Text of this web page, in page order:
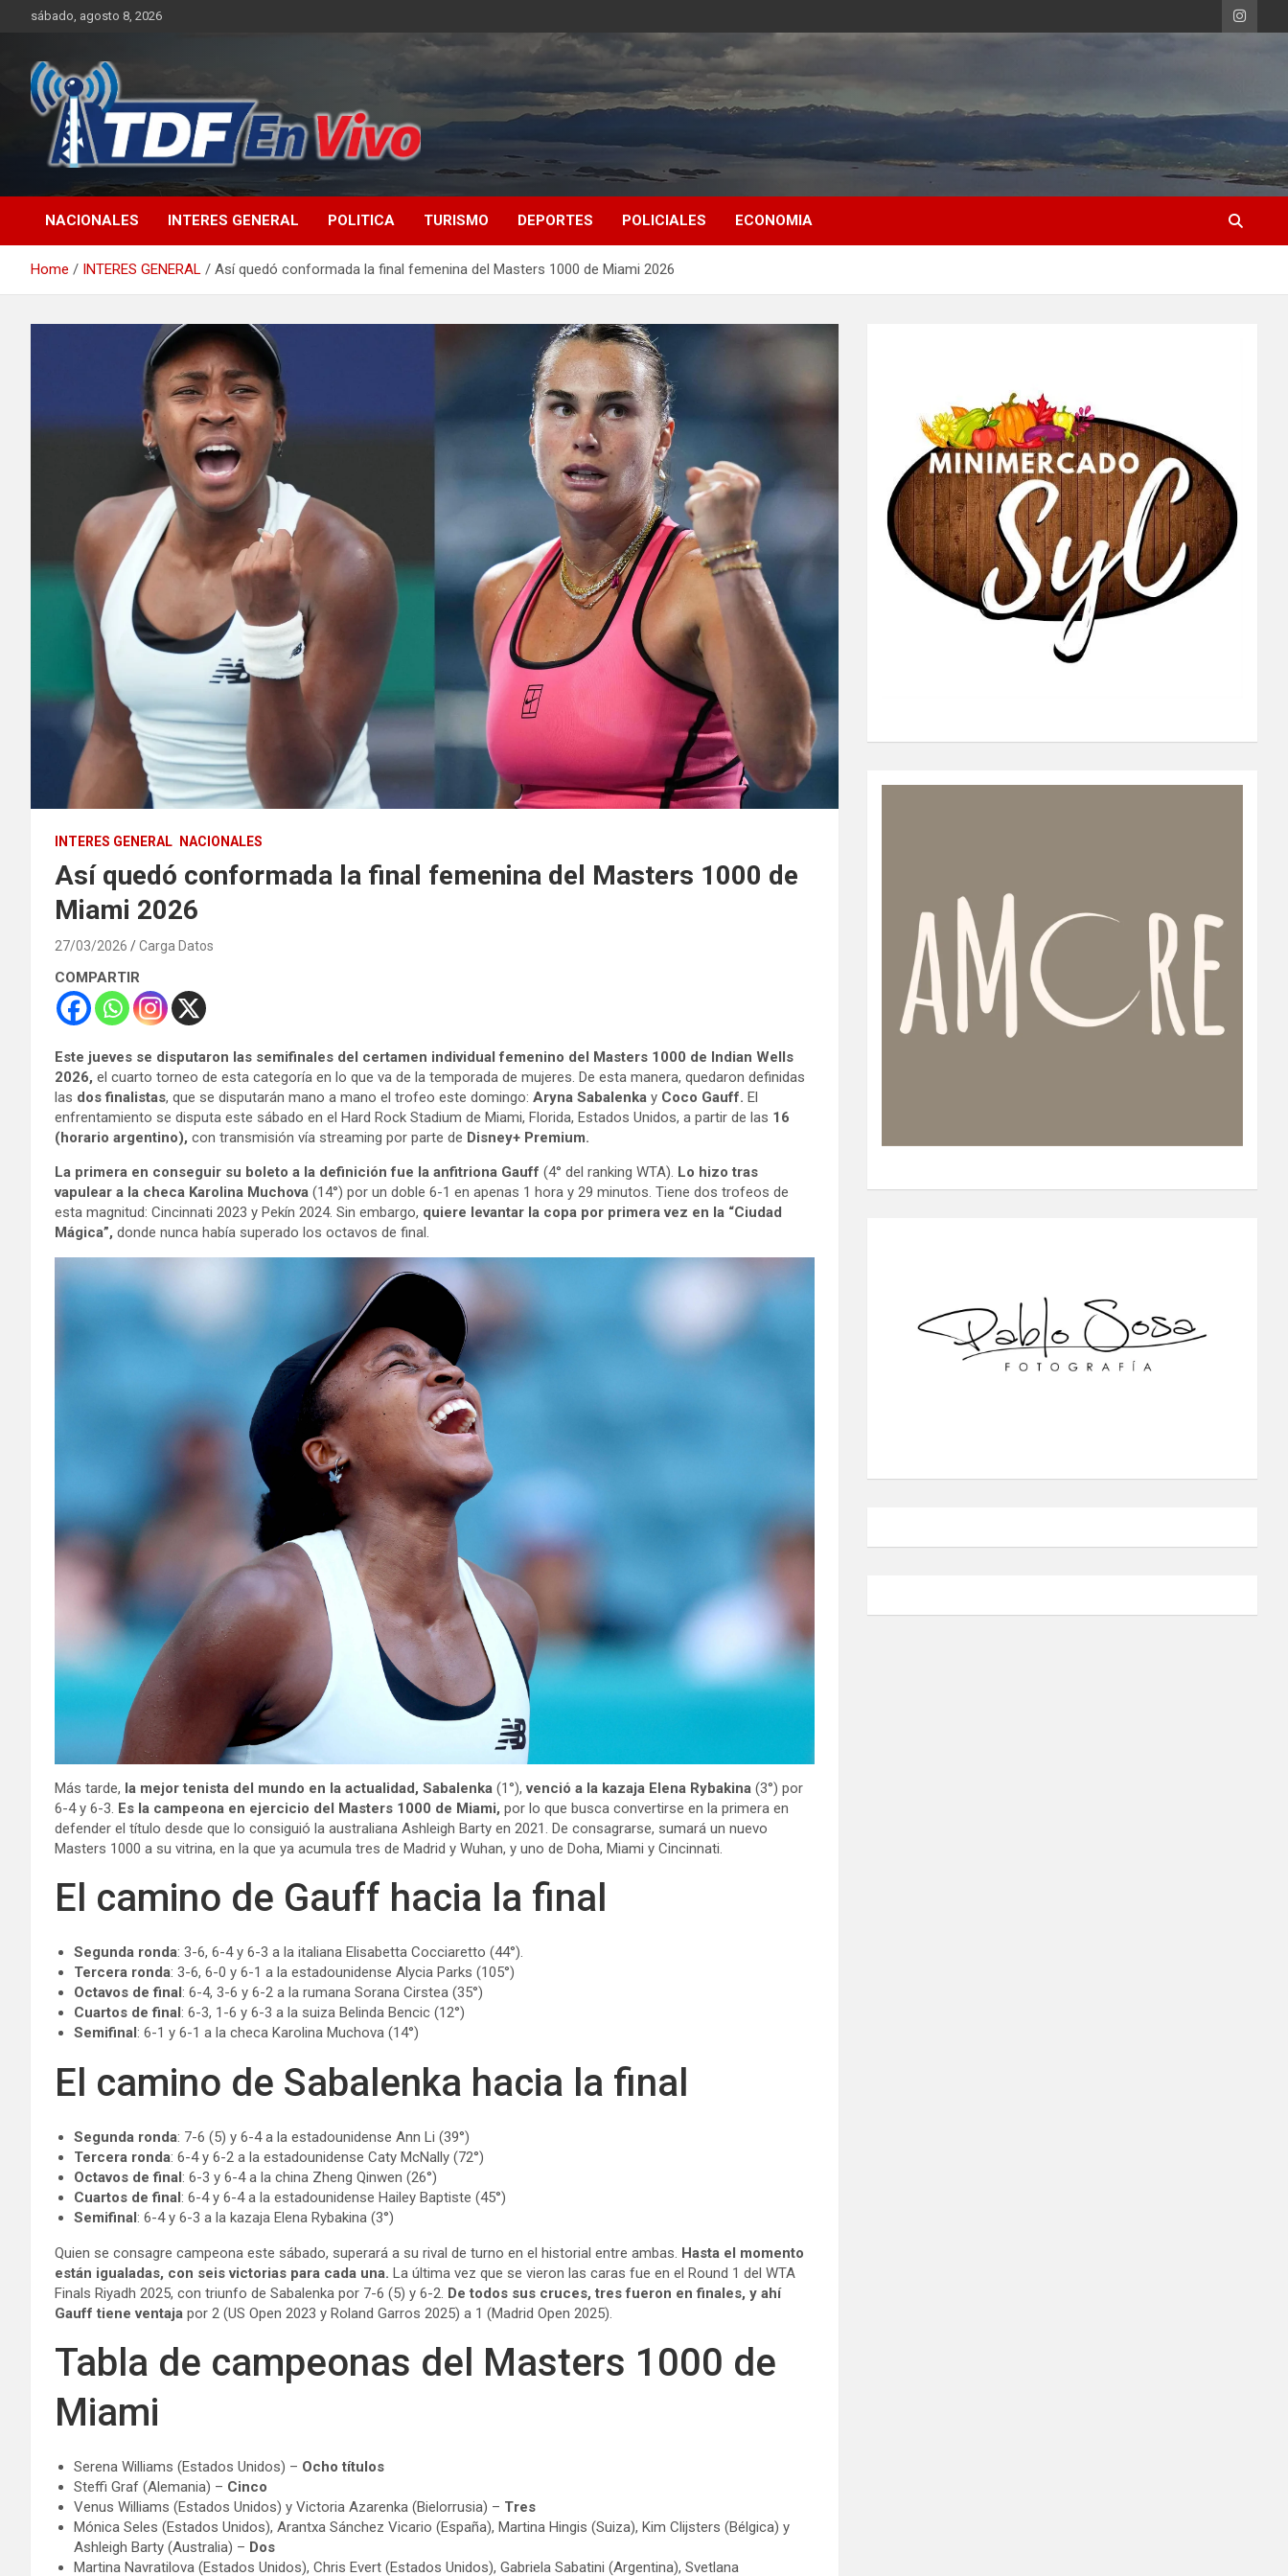
sábado, agosto 8, 2026
NACIONALES INTERES GENERAL POLITICA TURISMO DEPORTES POLICIALES ECONOMIA
Home INTERES GENERAL Así quedó conformada la final femenina del Masters 1000 de Miami 2026
INTERES GENERAL NACIONALES
Así quedó conformada la final femenina del Masters 1000 de
Miami 2026
27/03/2026 Carga Datos
COMPARTIR
Este jueves se disputaron las semifinales del certamen individual femenino del Masters 1000 de Indian Wells
2026, el cuarto torneo de esta categoría en lo que va de la temporada de mujeres. De esta manera, quedaron definidas
las dos finalistas, que se disputarán mano a mano el trofeo este domingo: Aryna Sabalenka y Coco Gauff. El
enfrentamiento se disputa este sábado en el Hard Rock Stadium de Miami, Florida, Estados Unidos, a partir de las 16
(horario argentino), con transmisión vía streaming por parte de Disney+ Premium.
La primera en conseguir su boleto a la definición fue la anfitriona Gauff (4° del ranking WTA). Lo hizo tras
vapulear a la checa Karolina Muchova (14°) por un doble 6-1 en apenas 1 hora y 29 minutos. Tiene dos trofeos de
esta magnitud: Cincinnati 2023 y Pekín 2024. Sin embargo, quiere levantar la copa por primera vez en la “Ciudad
Mágica”, donde nunca había superado los octavos de final.
Más tarde, la mejor tenista del mundo en la actualidad, Sabalenka (1°), venció a la kazaja Elena Rybakina (3°) por
6-4 y 6-3. Es la campeona en ejercicio del Masters 1000 de Miami, por lo que busca convertirse en la primera en
defender el título desde que lo consiguió la australiana Ashleigh Barty en 2021. De consagrarse, sumará un nuevo
Masters 1000 a su vitrina, en la que ya acumula tres de Madrid y Wuhan, y uno de Doha, Miami y Cincinnati.
El camino de Gauff hacia la final
Segunda ronda: 3-6, 6-4 y 6-3 a la italiana Elisabetta Cocciaretto (44°).
Tercera ronda: 3-6, 6-0 y 6-1 a la estadounidense Alycia Parks (105°)
Octavos de final: 6-4, 3-6 y 6-2 a la rumana Sorana Cirstea (35°)
Cuartos de final: 6-3, 1-6 y 6-3 a la suiza Belinda Bencic (12°)
Semifinal: 6-1 y 6-1 a la checa Karolina Muchova (14°)
El camino de Sabalenka hacia la final
Segunda ronda: 7-6 (5) y 6-4 a la estadounidense Ann Li (39°)
Tercera ronda: 6-4 y 6-2 a la estadounidense Caty McNally (72°)
Octavos de final: 6-3 y 6-4 a la china Zheng Qinwen (26°)
Cuartos de final: 6-4 y 6-4 a la estadounidense Hailey Baptiste (45°)
Semifinal: 6-4 y 6-3 a la kazaja Elena Rybakina (3°)
Quien se consagre campeona este sábado, superará a su rival de turno en el historial entre ambas. Hasta el momento
están igualadas, con seis victorias para cada una. La última vez que se vieron las caras fue en el Round 1 del WTA
Finals Riyadh 2025, con triunfo de Sabalenka por 7-6 (5) y 6-2. De todos sus cruces, tres fueron en finales, y ahí
Gauff tiene ventaja por 2 (US Open 2023 y Roland Garros 2025) a 1 (Madrid Open 2025).
Tabla de campeonas del Masters 1000 de
Miami
Serena Williams (Estados Unidos) – Ocho títulos
Steffi Graf (Alemania) – Cinco
Venus Williams (Estados Unidos) y Victoria Azarenka (Bielorrusia) – Tres
Mónica Seles (Estados Unidos), Arantxa Sánchez Vicario (España), Martina Hingis (Suiza), Kim Clijsters (Bélgica) y
Ashleigh Barty (Australia) – Dos
Martina Navratilova (Estados Unidos), Chris Evert (Estados Unidos), Gabriela Sabatini (Argentina), Svetlana